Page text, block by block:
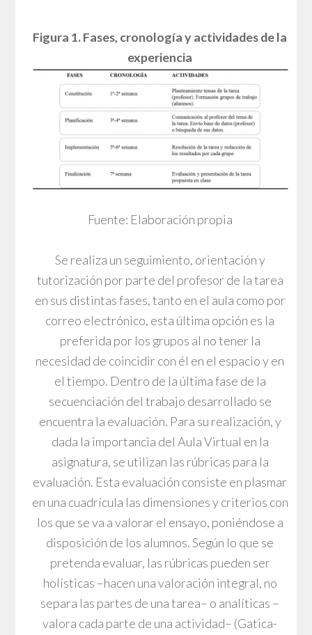
Figura 1. Fases, cronología y actividades de la
experiencia
Fuente: Elaboración propia
Se realiza un seguimiento, orientación y
tutorización por parte del profesor de la tarea
en sus distintas fases, tanto en el aula como por
correo electrónico, esta última opción es la
preferida por los grupos al no tener la
necesidad de coincidir con él en el espacio y en
el tiempo. Dentro de la última fase de la
secuenciación del trabajo desarrollado se
encuentra la evaluación. Para su realización, y
dada la importancia del Aula Virtual en la
asignatura, se utilizan las rúbricas para la
evaluación. Esta evaluación consiste en plasmar
en una cuadrícula las dimensiones y criterios con
los que se va a valorar el ensayo, poniéndose a
disposición de los alumnos. Según lo que se
pretenda evaluar, las rúbricas pueden ser
holísticas –hacen una valoración integral, no
separa las partes de una tarea– o analíticas –
valora cada parte de una actividad– (Gatica-